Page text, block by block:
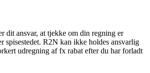
dit ansvar, at tjekke om din regning er
spisestedet. R2N kan ikke holdes ansvarlig
udregning af fx rabat efter du har forladt